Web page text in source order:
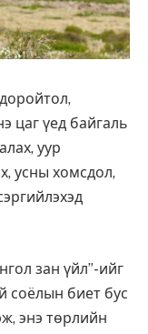
цаг үед байгаль
уур
усны хомсдол,
зан үйл”-ийг
соёлын биет бус
энэ төрлийн